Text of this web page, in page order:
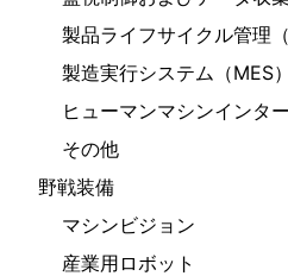
製品ライフサイクル管理（
製造実行システム（MES）
ヒューマンマシンインタ
その他
野戦装備
マシンビジョン
産業用ロボット